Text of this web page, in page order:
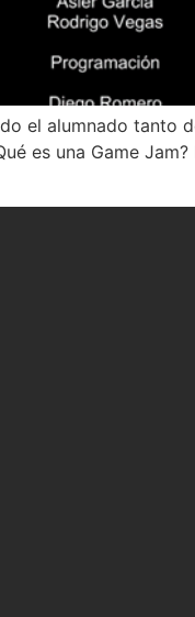
el alumnado tanto
es una Game Jam?